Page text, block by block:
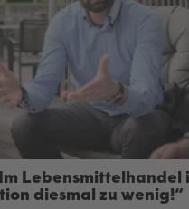
Lebensmittelhandel
diesmal zu wenig!“